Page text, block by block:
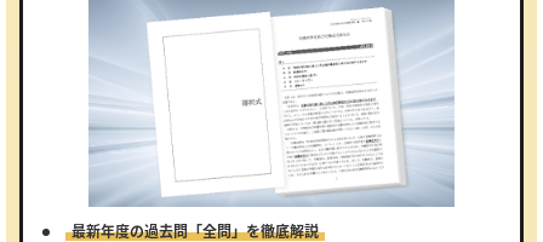
最新年度の過去問「全問」を徹底解説